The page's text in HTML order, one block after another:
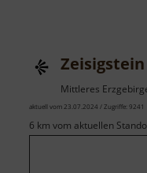
Zeisigstein
Mittleres
aktuell vom 23.07.2024 / Zugriffe: 9241
6 km vom aktuellen